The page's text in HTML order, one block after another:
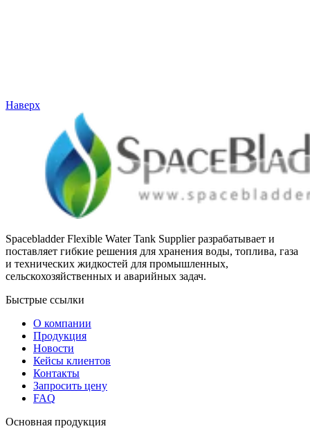
Наверх
Spacebladder Flexible Water Tank Supplier разрабатывает и
поставляет гибкие решения для хранения воды, топлива, газа
и технических жидкостей для промышленных,
сельскохозяйственных и аварийных задач.
Быстрые ссылки
О компании
Продукция
Новости
Кейсы клиентов
Контакты
Запросить цену
FAQ
Основная продукция